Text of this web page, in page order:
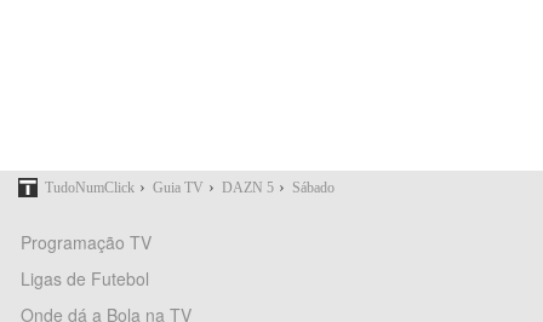
TudoNumClick › Guia TV › DAZN 5 › Sábado
Programação TV
Ligas de Futebol
Onde dá a Bola na TV